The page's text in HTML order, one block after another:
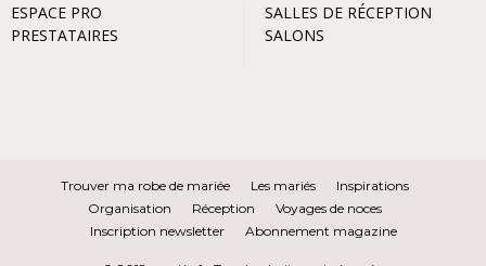
ESPACE PRO
PRESTATAIRES
SALLES DE RÉCEPTION
SALONS
Trouver ma robe de mariée Les mariés
Inspirations
Organisation
Réception
Voyages de noces
Inscription newsletter
Abonnement magazine